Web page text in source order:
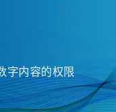
字内容的权限